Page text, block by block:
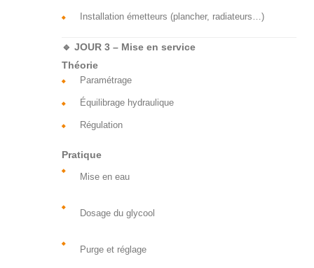
Installation émetteurs (plancher, radiateurs…)
🔹 JOUR 3 – Mise en service
Théorie
Paramétrage
Équilibrage hydraulique
Régulation
Pratique
Mise en eau
Dosage du glycool
Purge et réglage